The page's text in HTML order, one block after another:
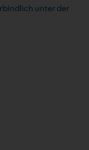
unter der